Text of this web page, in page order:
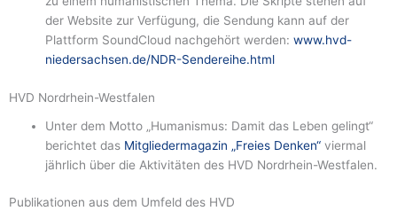
der Website zur Verfügung, die Sendung kann auf der
Plattform SoundCloud nachgehört werden:www.hvd-
niedersachsen.de/NDR-Sendereihe.html
HVD Nordrhein-Westfalen
Unter dem Motto „Humanismus: Damit das Leben gelingt“
berichtet das Mitgliedermagazin „Freies Denken“ viermal
jährlich über die Aktivitäten des HVD Nordrhein-Westfalen.
Publikationen aus dem Umfeld des HVD